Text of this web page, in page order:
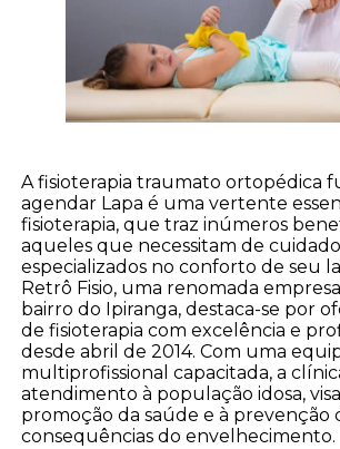
A fisioterapia traumato ortopédica
agendar Lapa é uma vertente
fisioterapia, que traz inúmeros
aqueles que necessitam de
especializados no conforto de seu
Retrô Fisio, uma renomada
bairro do Ipiranga, destaca-se por
de fisioterapia com excelência e
desde abril de 2014. Com uma
multiprofissional capacitada, a
atendimento à população idosa,
promoção da saúde e à prevenção
consequências do envelhecimento.